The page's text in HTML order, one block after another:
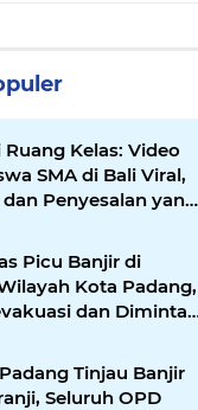
Kelas: Video
SMA di Bali Viral,
Penyesalan yang
Picu Banjir di
Kota Padang,
dan Diminta
Susulan
Tinjau Banjir
Seluruh OPD